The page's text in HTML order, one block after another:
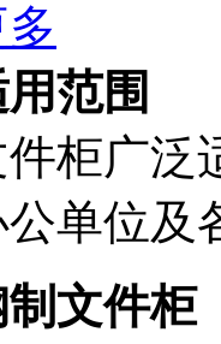
范围
柜广泛
单位及
文件柜